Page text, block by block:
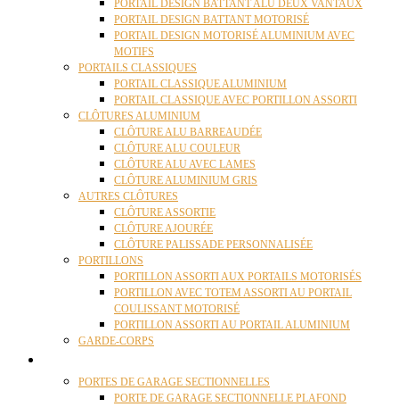
PORTAIL DESIGN BATTANT ALU DEUX VANTAUX
PORTAIL DESIGN BATTANT MOTORISÉ
PORTAIL DESIGN MOTORISÉ ALUMINIUM AVEC
MOTIFS
PORTAILS CLASSIQUES
PORTAIL CLASSIQUE ALUMINIUM
PORTAIL CLASSIQUE AVEC PORTILLON ASSORTI
CLÔTURES ALUMINIUM
CLÔTURE ALU BARREAUDÉE
CLÔTURE ALU COULEUR
CLÔTURE ALU AVEC LAMES
CLÔTURE ALUMINIUM GRIS
AUTRES CLÔTURES
CLÔTURE ASSORTIE
CLÔTURE AJOURÉE
CLÔTURE PALISSADE PERSONNALISÉE
PORTILLONS
PORTILLON ASSORTI AUX PORTAILS MOTORISÉS
PORTILLON AVEC TOTEM ASSORTI AU PORTAIL
COULISSANT MOTORISÉ
PORTILLON ASSORTI AU PORTAIL ALUMINIUM
GARDE-CORPS
PORTES DE GARAGE SECTIONNELLES
PORTE DE GARAGE SECTIONNELLE PLAFOND